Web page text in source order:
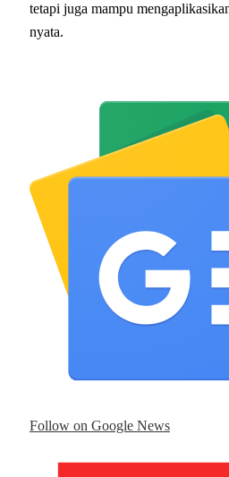
tetapi juga mampu
nyata.
Follow on Google News